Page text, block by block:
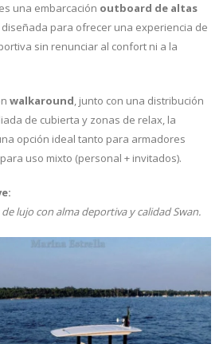
una embarcación outboard de altas
diseñada para ofrecer una experiencia de
sin renunciar al confort ni a la
walkaround , junto con una distribución
de cubierta y zonas de relax, la
opción ideal tanto para armadores
uso mixto (personal + invitados).
lujo con alma deportiva y calidad Swan.